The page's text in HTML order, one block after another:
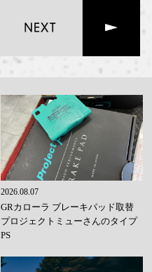
2026.08.07
GRカローラ ブレーキパッド取替
プロジェクトミューさんのタイプ
PS